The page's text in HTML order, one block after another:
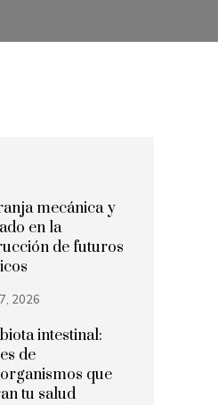
mecánica y
en la
de futuros
2026
intestinal:
de
que
tu salud